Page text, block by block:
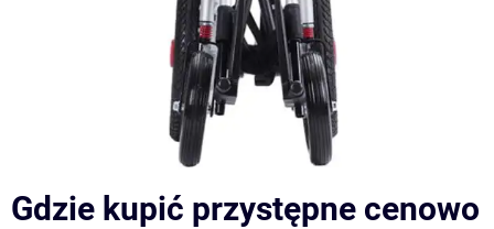
Gdzie kupić przystępne cenowo